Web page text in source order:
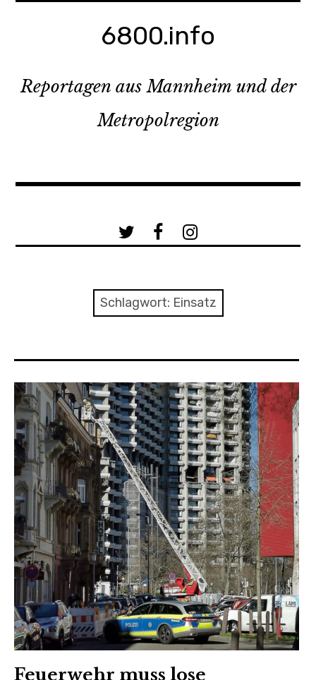
6800.info
Reportagen aus Mannheim und der
Metropolregion
c
Schlagwort: Einsatz
Feuerwehr muss lose